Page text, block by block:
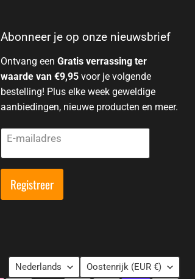
Abonneer je op onze nieuwsbrief
Ontvang eenGratis verrassing ter
waarde van €9,95 voor je volgende
bestelling! Plus elke week geweldige
aanbiedingen, nieuwe producten en meer.
E-mailadres
Registreer
TaalNederlands Land
Oostenrijk (EUR €)